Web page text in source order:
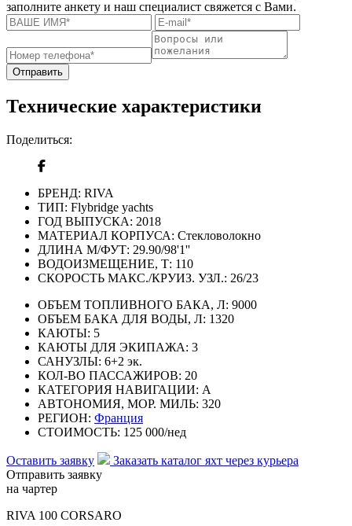
заполните анкету и наш специалист свяжется с Вами.
Отправить
Технические характеристики
Поделиться:
БРЕНД: RIVA
ТИП: Flybridge yachts
ГОД ВЫПУСКА: 2018
МАТЕРИАЛ КОРПУСА: Стекловолокно
ДЛИНА М/ФУТ: 29.90/98'1''
ВОДОИЗМЕЩЕНИЕ, Т: 110
СКОРОСТЬ МАКС./КРУИЗ. УЗЛ.: 26/23
ОБЪЕМ ТОПЛИВНОГО БАКА, Л: 9000
ОБЪЕМ БАКА ДЛЯ ВОДЫ, Л: 1320
КАЮТЫ: 5
КАЮТЫ ДЛЯ ЭКИПАЖА: 3
САНУЗЛЫ: 6+2 эк.
КОЛ-ВО ПАССАЖИРОВ: 20
КАТЕГОРИЯ НАВИГАЦИИ: A
АВТОНОМИЯ, МОР. МИЛЬ: 320
РЕГИОН: Франция
СТОИМОСТЬ: 125 000/нед
Оставить заявку
Заказать каталог яхт через курьера
Отправить заявку
на чартер
RIVA 100 CORSARO